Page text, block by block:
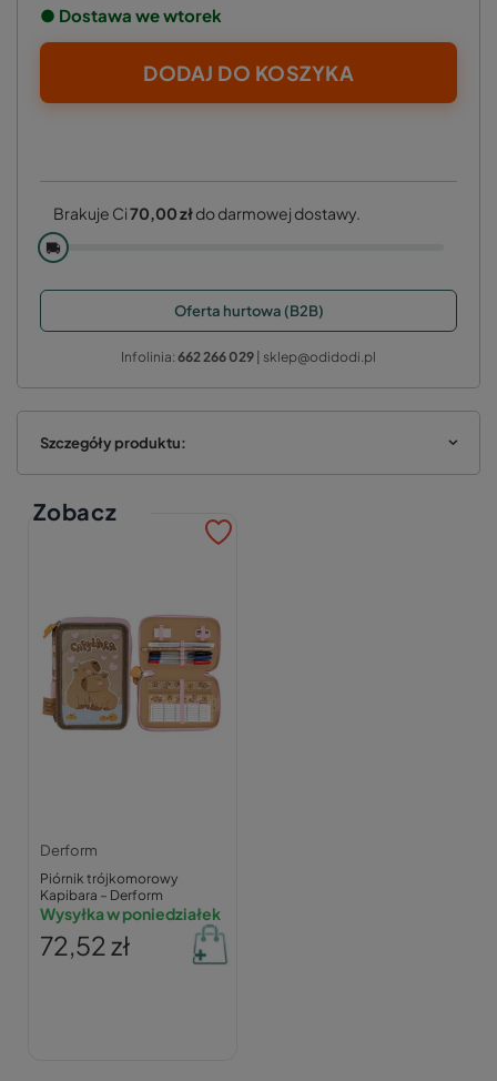
● Dostawa we wtorek
DODAJ DO KOSZYKA
Brakuje Ci70,00 złdo darmowej dostawy.
🚚
Oferta hurtowa (B2B)
Infolinia: 662 266 029 | sklep@odidodi.pl
Szczegóły produktu:
Zobacz
Derform
Piórnik trójkomorowy
Kapibara – Derform
Wysyłka w poniedziałek
72,52 zł